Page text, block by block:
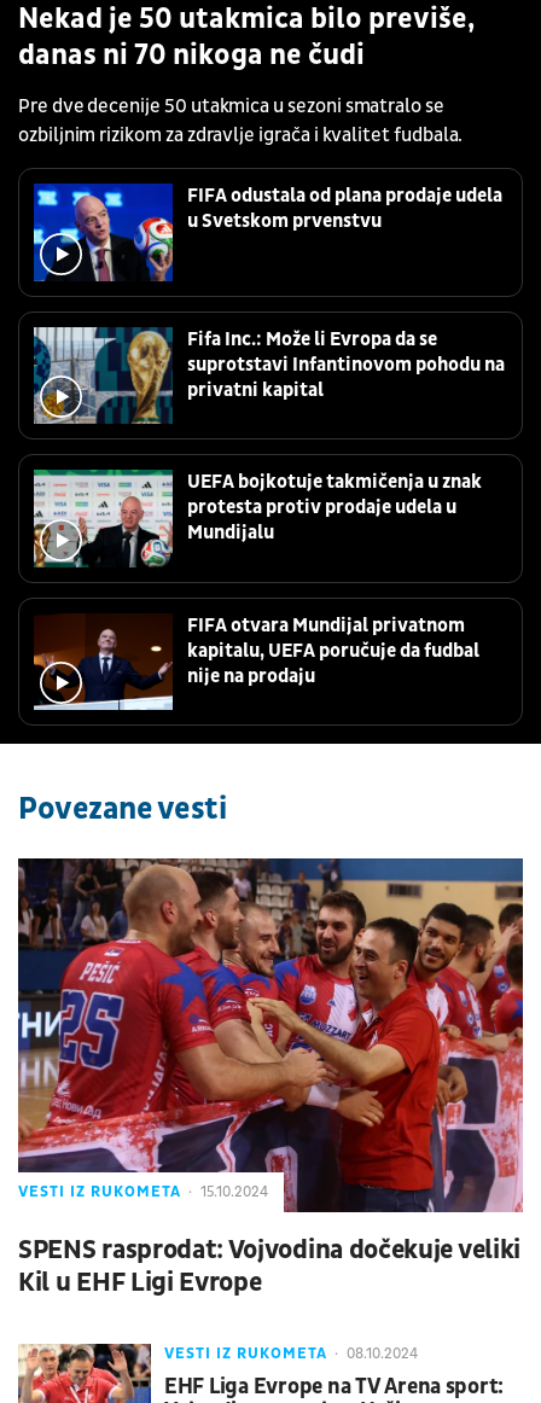
Nekad je 50 utakmica bilo previše,
danas ni 70 nikoga ne čudi
Pre dve decenije 50 utakmica u sezoni smatralo se
ozbiljnim rizikom za zdravlje igrača i kvalitet fudbala.
FIFA odustala od plana prodaje udela
u Svetskom prvenstvu
Fifa Inc.: Može li Evropa da se
suprotstavi Infantinovom pohodu na
privatni kapital
UEFA bojkotuje takmičenja u znak
protesta protiv prodaje udela u
Mundijalu
FIFA otvara Mundijal privatnom
kapitalu, UEFA poručuje da fudbal
nije na prodaju
Povezane vesti
VESTI IZ RUKOMETA 15.10.2024
SPENS rasprodat: Vojvodina dočekuje veliki
Kil u EHF Ligi Evrope
VESTI IZ RUKOMETA 08.10.2024
EHF Liga Evrope na TV Arena sport: